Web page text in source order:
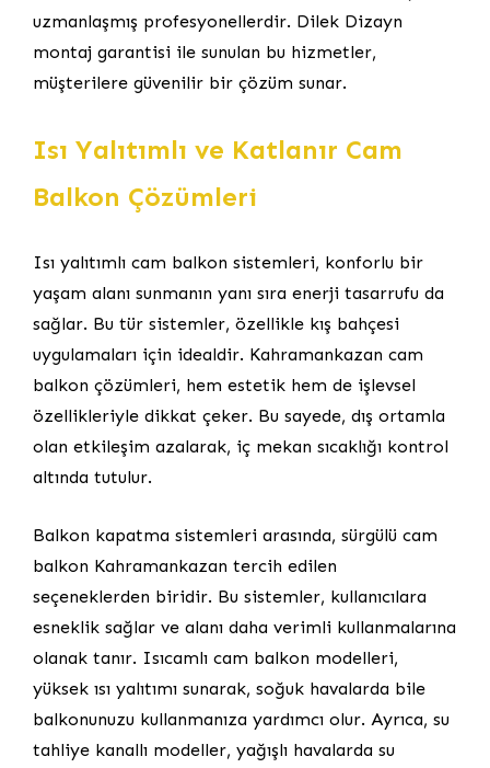
uzmanlaşmış profesyonellerdir. Dilek Dizayn
montaj garantisi ile sunulan bu hizmetler,
müşterilere güvenilir bir çözüm sunar.
Isı Yalıtımlı ve Katlanır Cam
Balkon Çözümleri
Isı yalıtımlı cam balkon sistemleri, konforlu bir
yaşam alanı sunmanın yanı sıra enerji tasarrufu da
sağlar. Bu tür sistemler, özellikle kış bahçesi
uygulamaları için idealdir. Kahramankazan cam
balkon çözümleri, hem estetik hem de işlevsel
özellikleriyle dikkat çeker. Bu sayede, dış ortamla
olan etkileşim azalarak, iç mekan sıcaklığı kontrol
altında tutulur.
Balkon kapatma sistemleri arasında, sürgülü cam
balkon Kahramankazan tercih edilen
seçeneklerden biridir. Bu sistemler, kullanıcılara
esneklik sağlar ve alanı daha verimli kullanmalarına
olanak tanır. Isıcamlı cam balkon modelleri,
yüksek ısı yalıtımı sunarak, soğuk havalarda bile
balkonunuzu kullanmanıza yardımcı olur. Ayrıca, su
tahliye kanallı modeller, yağışlı havalarda su